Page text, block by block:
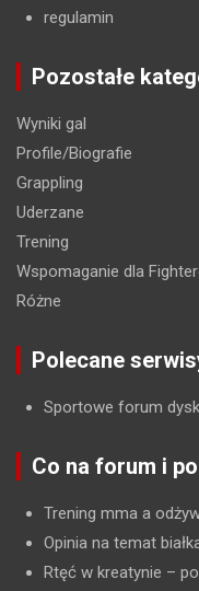
regulamin
Pozostałe
Wyniki gal
Profile/Biografie
Grappling
Uderzane
Trening
Wspomaganie dla
Różne
Polecane
Sportowe forum
Co na forum i
Trening mma a
Opinia na temat
Rtęć w kreatynie –